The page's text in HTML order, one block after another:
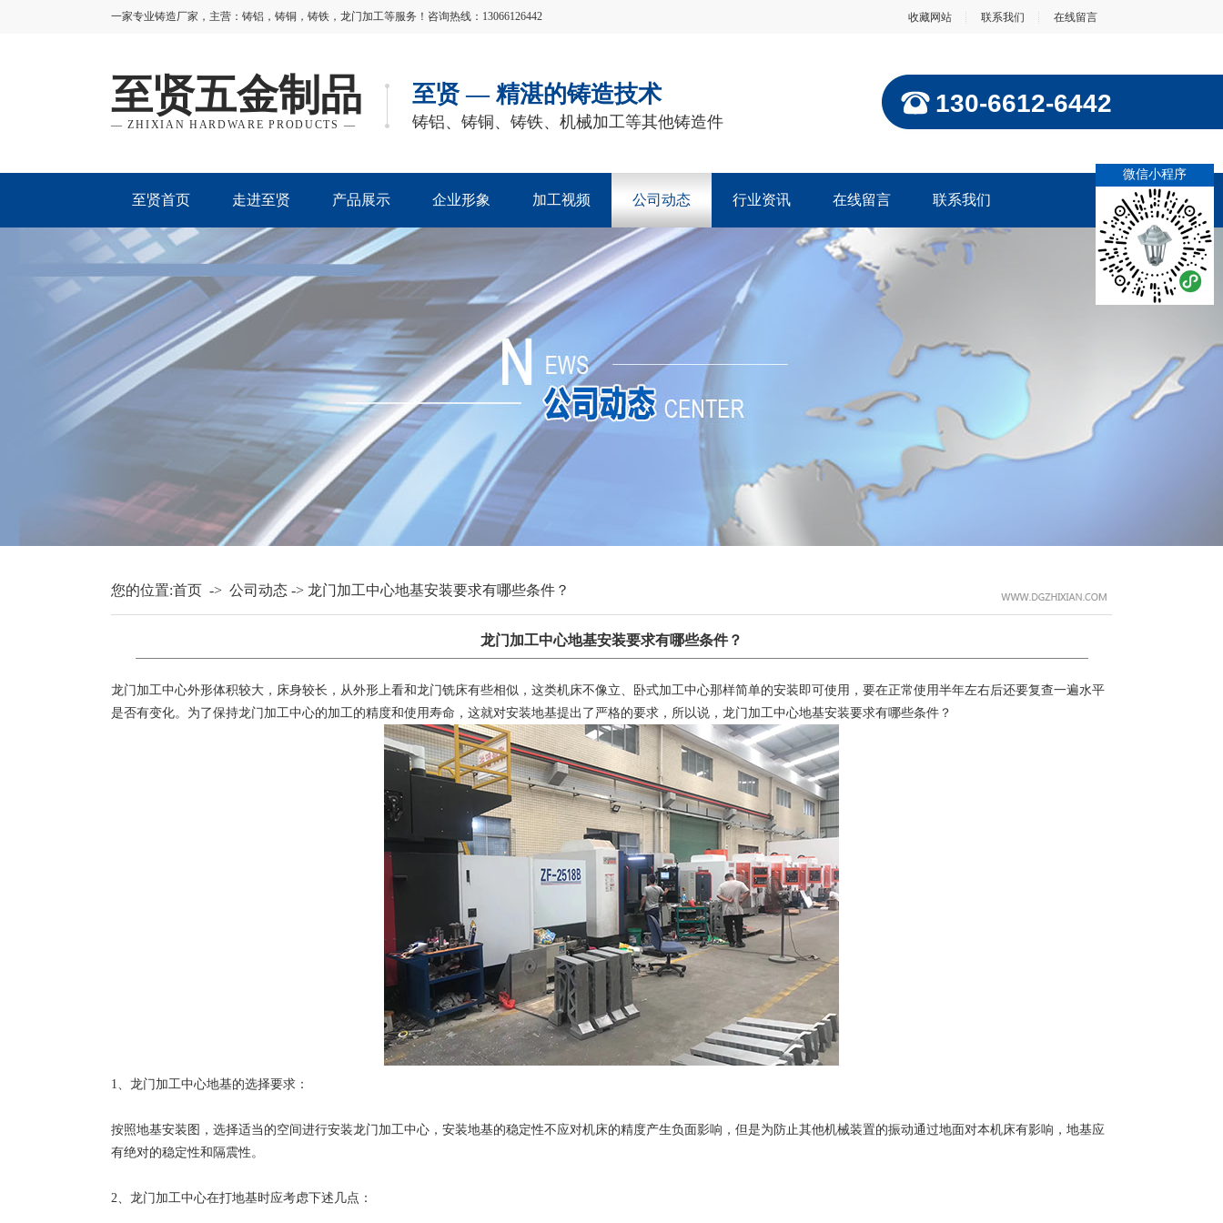
一家专业铸造厂家，主营：铸铝，铸铜，铸铁，龙门加工等服务！咨询热线：13066126442 收藏网站 联系我们 在线留言
至贤五金制品
— ZHIXIAN HARDWARE PRODUCTS —
至贤 — 精湛的铸造技术
铸铝、铸铜、铸铁、机械加工等其他铸造件
130-6612-6442
至贤首页 走进至贤 产品展示 企业形象 加工视频 公司动态 行业资讯 在线留言 联系我们
您的位置:首页 -> 公司动态 -> 龙门加工中心地基安装要求有哪些条件？
龙门加工中心地基安装要求有哪些条件？
龙门加工中心外形体积较大，床身较长，从外形上看和龙门铣床有些相似，这类机床不像立、卧式加工中心那样简单的安装即可使用，要在正常使用半年左右后还要复查一遍水平
是否有变化。为了保持龙门加工中心的加工的精度和使用寿命，这就对安装地基提出了严格的要求，所以说，龙门加工中心地基安装要求有哪些条件？
1、龙门加工中心地基的选择要求：
按照地基安装图，选择适当的空间进行安装龙门加工中心，安装地基的稳定性不应对机床的精度产生负面影响，但是为防止其他机械装置的振动通过地面对本机床有影响，地基应
有绝对的稳定性和隔震性。
2、龙门加工中心在打地基时应考虑下述几点：
微信小程序